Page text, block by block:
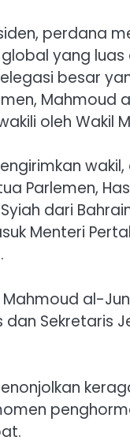
perdana
yang
besar
oleh Wakil
Parlemen,
dari
Menteri
al-
Sekretaris